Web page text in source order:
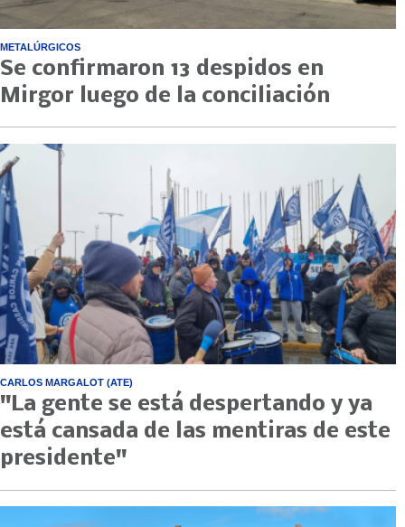
METALÚRGICOS
Se confirmaron 13 despidos en
Mirgor luego de la conciliación
CARLOS MARGALOT (ATE)
"La gente se está despertando y ya
está cansada de las mentiras de este
presidente"